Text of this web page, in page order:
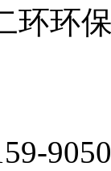
9050